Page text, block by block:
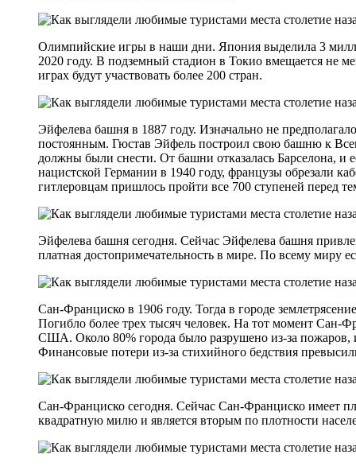
Олимпийские игры в наши дни. Япония выделила 3
2020 году. В подземный стадион в Токио вмещается не
играх будут участвовать более 200 стран.
Эйфелева башня в 1887 году. Изначально не
постоянным. Гюстав Эйфель построил свою башню к
должны были снести. От башни отказалась Барселона, и
нацистской Германии в 1940 году, французы обрезали
гитлеровцам пришлось пройти все 700 ступеней перед
Эйфелева башня сегодня. Сейчас Эйфелева башня
платная достопримечательность в мире. По всему миру
Сан-Франциско в 1906 году. Тогда в городе
Погибло более трех тысяч человек. На тот момент Сан-
США. Около 80% города было разрушено из-за
Финансовые потери из-за стихийного бедствия
Сан-Франциско сегодня. Сейчас Сан-Франциско имеет
квадратную милю и является вторым по плотности